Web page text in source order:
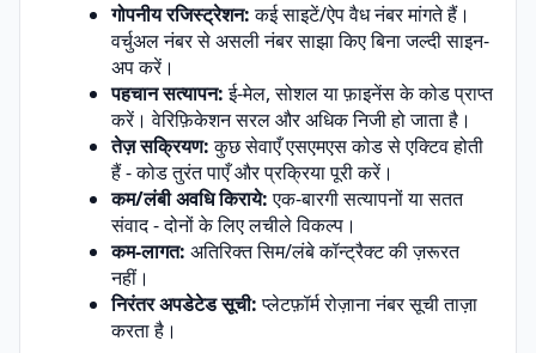
गोपनीय रजिस्ट्रेशन:कई साइटें/ऐप वैध नंबर मांगते हैं।
वर्चुअल नंबर से असली नंबर साझा किए बिना जल्दी साइन-
अप करें।
पहचान सत्यापन:ई-मेल, सोशल या फ़ाइनेंस के कोड प्राप्त
करें। वेरिफ़िकेशन सरल और अधिक निजी हो जाता है।
तेज़ सक्रियण:कुछ सेवाएँ एसएमएस कोड से एक्टिव होती
हैं - कोड तुरंत पाएँ और प्रक्रिया पूरी करें।
कम/लंबी अवधि किराये:एक-बारगी सत्यापनों या सतत
संवाद - दोनों के लिए लचीले विकल्प।
कम-लागत: अतिरिक्त सिम/लंबे कॉन्ट्रैक्ट की ज़रूरत
नहीं।
निरंतर अपडेटेड सूची:प्लेटफ़ॉर्म रोज़ाना नंबर सूची ताज़ा
करता है।